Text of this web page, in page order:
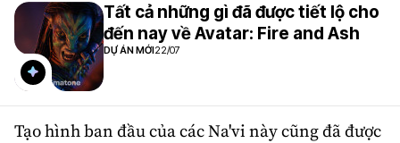
Tất cả những gì đã được tiết lộ cho
đến nay về Avatar: Fire and Ash
DỰ ÁN MỚI22/07
Tạo hình ban đầu của các Na'vi này cũng đã được